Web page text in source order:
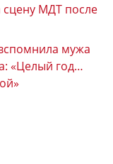
сцену МДТ после
мужа
«Целый год…